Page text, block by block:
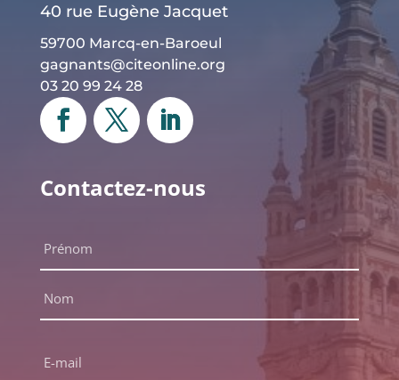
40 rue Eugène Jacquet
59700 Marcq-en-Baroeul
gagnants@citeonline.org
03 20 99 24 28
Contactez-nous
complet
mail